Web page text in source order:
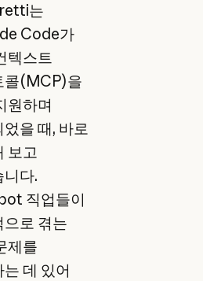
는
Code가
텍스트
콜(MCP)을
원하며
을 때, 바로
보고
니다.
직업들이
으로 겪는
제를
데 있어